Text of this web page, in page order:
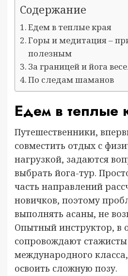
Содержание
Едем в теплые края
Горы и медитация –
полезным
За границей и йога
По следам шаманов
Едем в теплые
Путешественники,
совместить отдых с
нагрузкой, задаются
выбрать йога-тур.
часть направлений
новичков, поэтому
выполнять асаны, не
Опытный инструктор, в
сопровождают
международного
освоить сложную позу.